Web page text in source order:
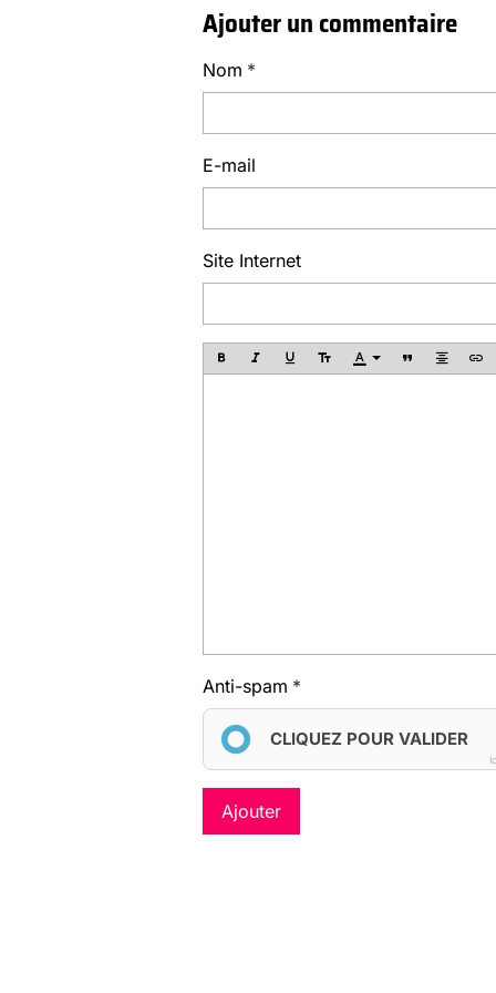
Ajouter un commentaire
Nom
E-mail
Site Internet
Anti-spam
CLIQUEZ POUR VALIDER
Ajouter